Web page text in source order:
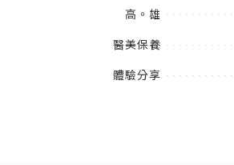
高。雄
醫美保養
體驗分享